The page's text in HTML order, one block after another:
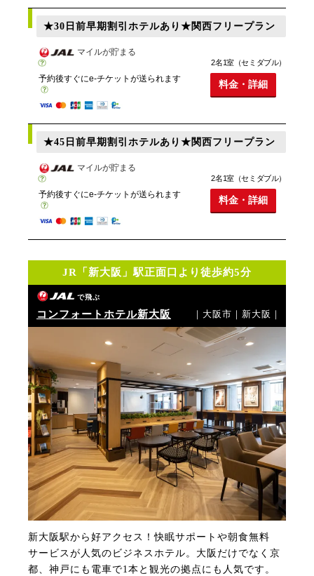
★30日前早期割引ホテルあり★関西フリープラン
マイルが貯まる
予約後すぐにe-チケットが送られます
2名1室（セミダブル）
料金・詳細
★45日前早期割引ホテルあり★関西フリープラン
マイルが貯まる
予約後すぐにe-チケットが送られます
2名1室（セミダブル）
料金・詳細
JR「新大阪」駅正面口より徒歩約5分
で飛ぶ
コンフォートホテル新大阪 ｜大阪市｜新大阪｜
新大阪駅から好アクセス！快眠サポートや朝食無料
サービスが人気のビジネスホテル。大阪だけでなく京
都、神戸にも電車で1本と観光の拠点にも人気です。